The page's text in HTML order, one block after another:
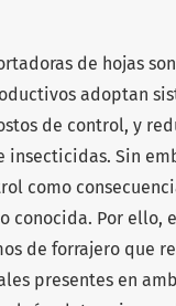
de hojas
adoptan
de control, y
insecticidas. Sin
como
conocida. Por
de forrajero que
presentes en